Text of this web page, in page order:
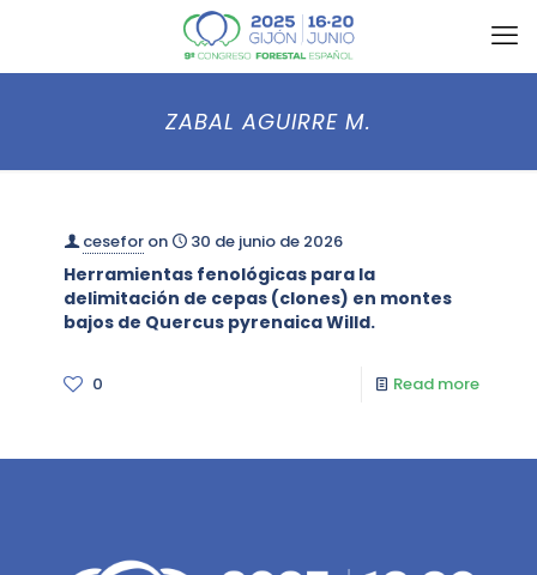
ZABAL AGUIRRE M.
cesefor on 30 de junio de 2026
Herramientas fenológicas para la
delimitación de cepas (clones) en montes
bajos de Quercus pyrenaica Willd.
0 Read more